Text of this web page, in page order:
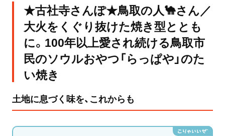
★古社寺さんぽ★鳥取の人🐪さん／
大火をくぐり抜けた焼き型ととも
に。100年以上愛され続ける鳥取市
民のソウルおやつ「らっぱや」のた
い焼き
土地に息づく味を、これからも